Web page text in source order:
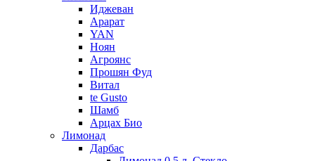
Иджеван
Арарат
YAN
Ноян
Агроянс
Прошян Фуд
Витал
te Gusto
Шамб
Арцах Био
Лимонад
Дарбас